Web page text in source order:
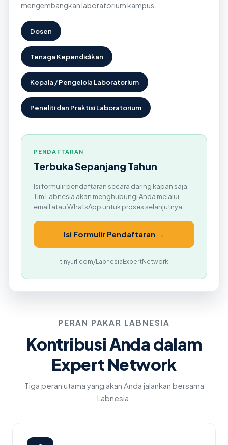
mengembangkan laboratorium kampus.
Dosen
Tenaga Kependidikan
Kepala / Pengelola Laboratorium
Peneliti dan Praktisi Laboratorium
PENDAFTARAN
Terbuka Sepanjang Tahun
Isi formulir pendaftaran secara daring kapan saja.
Tim Labnesia akan menghubungi Anda melalui
email atau WhatsApp untuk proses selanjutnya.
Isi Formulir Pendaftaran →
tinyurl.com/LabnesiaExpertNetwork
PERAN PAKAR LABNESIA
Kontribusi Anda dalam
Expert Network
Tiga peran utama yang akan Anda jalankan bersama
Labnesia.